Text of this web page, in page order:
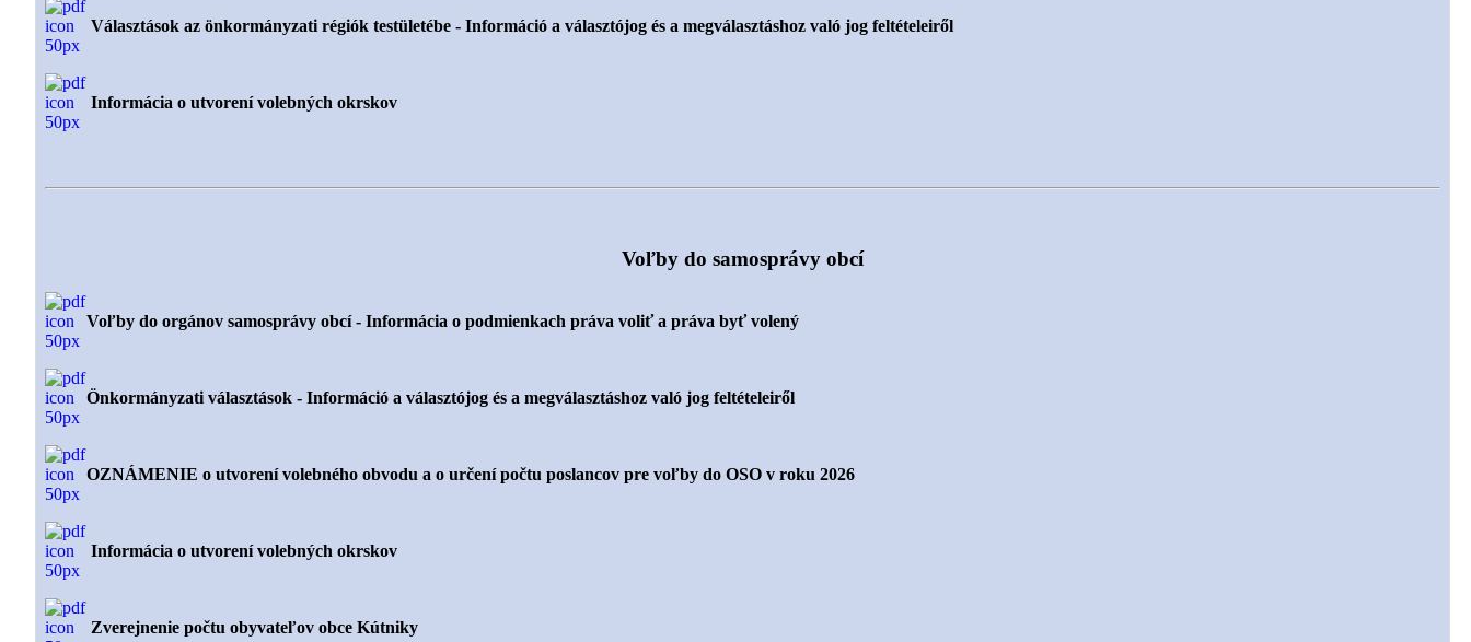
Választások az önkormányzati régiók testületébe - Információ a választójog és a megválasztáshoz való jog feltételeiről
Informácia o utvorení volebných okrskov
Voľby do samosprávy obcí
Voľby do orgánov samosprávy obcí - Informácia o podmienkach práva voliť a práva byť volený
Önkormányzati választások - Információ a választójog és a megválasztáshoz való jog feltételeiről
OZNÁMENIE o utvorení volebného obvodu a o určení počtu poslancov pre voľby do OSO v roku 2026
Informácia o utvorení volebných okrskov
Zverejnenie počtu obyvateľov obce Kútniky